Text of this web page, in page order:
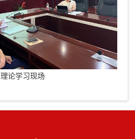
理论学习现场